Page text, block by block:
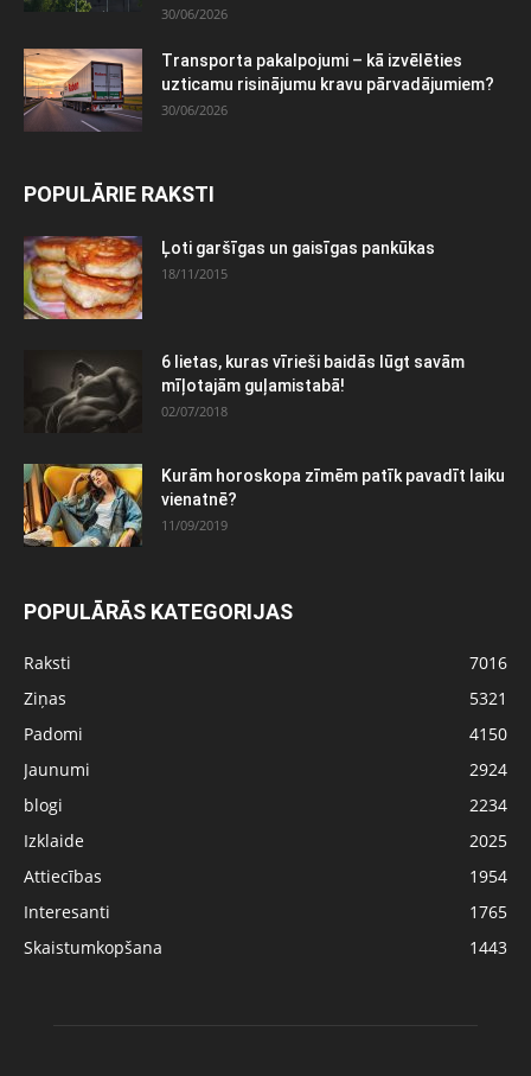
30/06/2026
Transporta pakalpojumi – kā izvēlēties
uzticamu risinājumu kravu pārvadājumiem?
30/06/2026
POPULĀRIE RAKSTI
Ļoti garšīgas un gaisīgas pankūkas
18/11/2015
6 lietas, kuras vīrieši baidās lūgt savām
mīļotajām guļamistabā!
02/07/2018
Kurām horoskopa zīmēm patīk pavadīt laiku
vienatnē?
11/09/2019
POPULĀRĀS KATEGORIJAS
Raksti
7016
Ziņas
5321
Padomi
4150
Jaunumi
2924
blogi
2234
Izklaide
2025
Attiecības
1954
Interesanti
1765
Skaistumkopšana
1443